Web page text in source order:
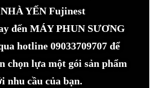
YẾN Fujinest
đến MÁY PHUN SƯƠNG
hotline 09033709707 để
chọn lựa một gói sản phẩm
nhu cầu của bạn.